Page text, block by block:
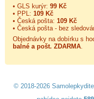
• GLS kurýr: 99 Kč
• PPL: 109 Kč
• Česká pošta: 109 Kč
• Česká pošta - bez
Objednávky na dobírku s
balné a pošt. ZDARMA
© 2018-2026